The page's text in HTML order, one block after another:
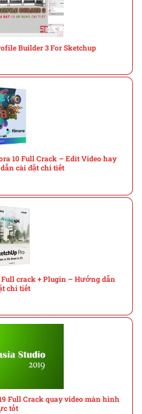
Builder 3 For Sketchup
10 Full Crack – Edit Video hay
cài đặt chi tiết
crack + Plugin – Hướng dẫn
chi tiết
Full Crack quay video màn hình
tốt